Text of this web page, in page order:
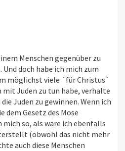
Menschen gegenüber zu
doch habe ich mich zum
möglichst viele ´für Christus`
mit Juden zu tun habe, verhalte
Juden zu gewinnen. Wenn ich
dem Gesetz des Mose
so, als wäre ich ebenfalls
(obwohl das nicht mehr
auch diese Menschen